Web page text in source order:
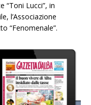
“Toni Lucci”, in
l’Associazione
“Fenomenale”.